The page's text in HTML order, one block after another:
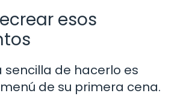
esos
sencilla de hacerlo es
de su primera cena.